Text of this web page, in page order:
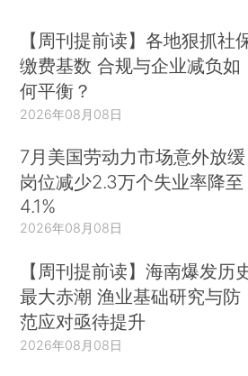
【周刊提前读】各地狠抓社
缴费基数 合规与企业减负如
何平衡？
2026年08月08日
7月美国劳动力市场意外放缓
岗位减少2.3万个失业率降至
4.1%
2026年08月08日
【周刊提前读】海南爆发历
最大赤潮 渔业基础研究与防
范应对亟待提升
2026年08月08日